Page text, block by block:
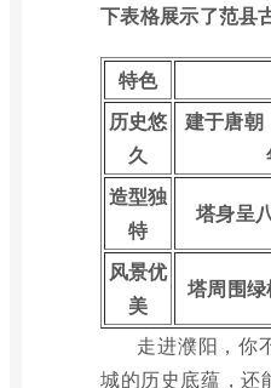
下表格展示了范县
特色
历史悠
久
建于唐朝
造型独
特
塔身呈
风景优
美
塔周围
走进濮阳，你
城的历史底蕴，还